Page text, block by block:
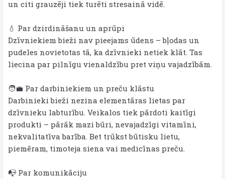
un citi grauzēji tiek turēti stresainā vidē.
💧 Par dzirdināšanu un aprūpi
Dzīvniekiem bieži nav pieejams ūdens – bļodas un
pudeles novietotas tā, ka dzīvnieki netiek klāt. Tas
liecina par pilnīgu vienaldzību pret viņu vajadzībām.
🧑‍💼 Par darbiniekiem un preču klāstu
Darbinieki bieži nezina elementāras lietas par
dzīvnieku labturību. Veikalos tiek pārdoti kaitīgi
produkti – pārāk mazi būri, nevajadzīgi vitamīni,
nekvalitatīva barība. Bet trūkst būtisku lietu,
piemēram, timoteja siena vai medicīnas preču.
📭 Par komunikāciju